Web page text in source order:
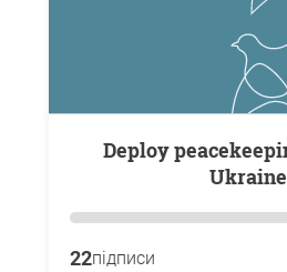
Deploy peacekeeping troops in
Ukraine
22підписи